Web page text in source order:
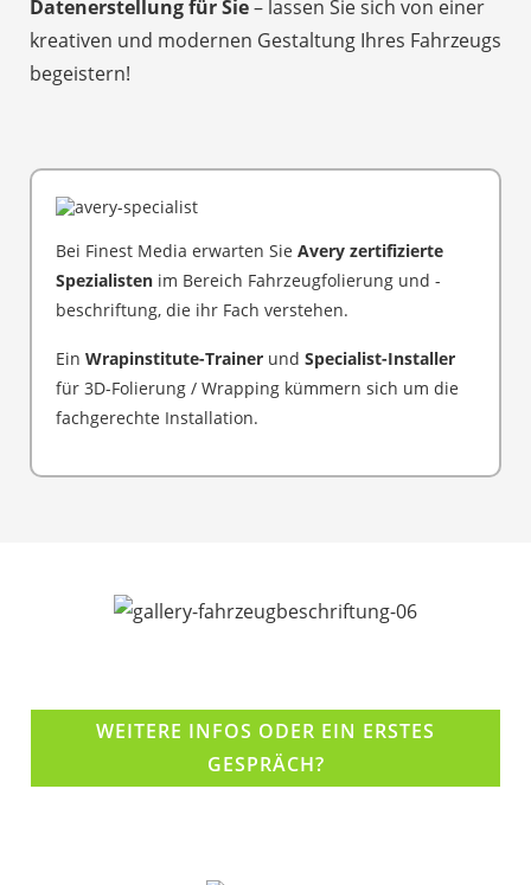
Datenerstellung für Sie– lassen Sie sich von einer
kreativen und modernen Gestaltung Ihres Fahrzeugs
begeistern!
Bei Finest Media erwarten Sie Avery zertifizierte
Spezialisten im Bereich Fahrzeugfolierung und -
beschriftung, die ihr Fach verstehen.
Ein Wrapinstitute-Trainer und Specialist-Installer
für 3D-Folierung / Wrapping kümmern sich um die
fachgerechte Installation.
WEITERE INFOS ODER EIN ERSTES
GESPRÄCH?